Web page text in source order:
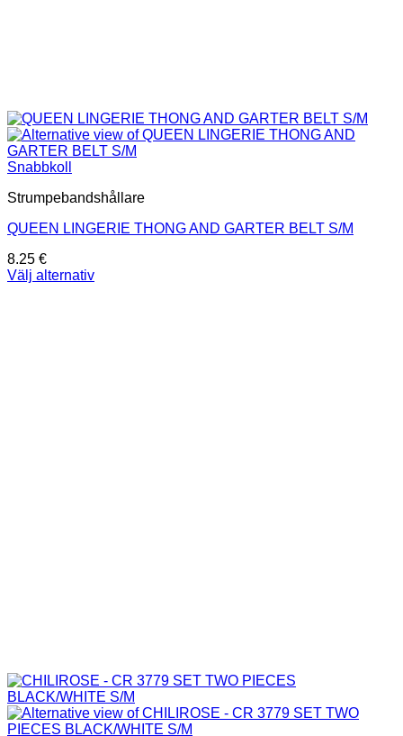
Snabbkoll
Strumpebandshållare
QUEEN LINGERIE THONG AND GARTER BELT S/M
8.25 €
Välj alternativ